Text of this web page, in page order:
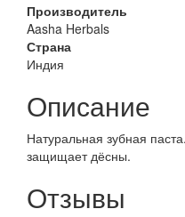
Производитель
Aasha Herbals
Страна
Индия
Описание
Натуральная зубная
защищает дёсны.
Отзывы